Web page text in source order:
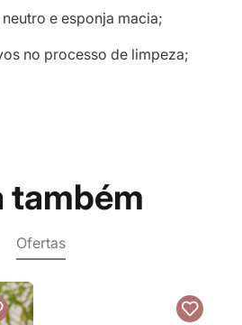
e esponja macia;
no processo de limpeza;
também
Ofertas